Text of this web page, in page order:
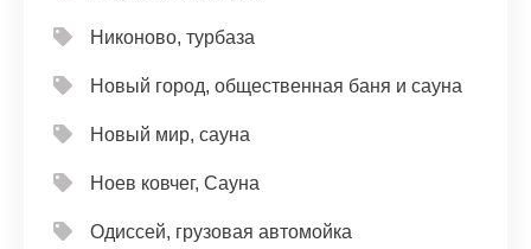
Никоново, турбаза
Новый город, общественная баня и сауна
Новый мир, сауна
Ноев ковчег, Сауна
Одиссей, грузовая автомойка